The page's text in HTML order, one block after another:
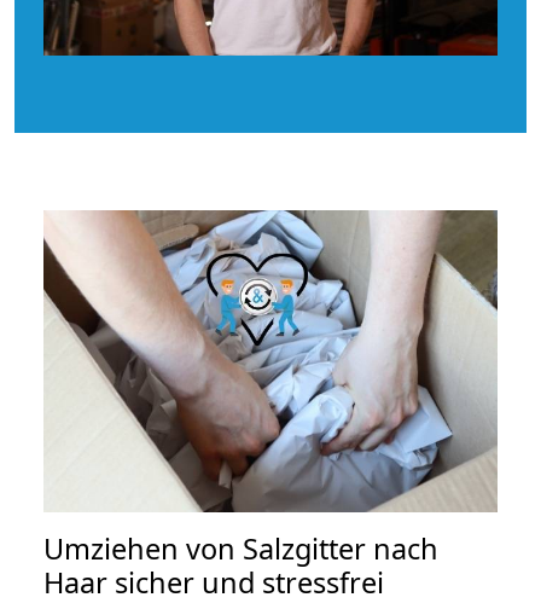
Umziehen von Salzgitter nach
Haar sicher und stressfrei